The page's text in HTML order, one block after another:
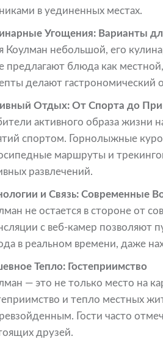
в уединенных местах.
Угощения: Варианты
Коулман небольшой, его
предлагают блюда как
делают гастрономический
Отдых: От Спорта до
активного образа жизни
спортом. Горнолыжные
маршруты и
развлечений.
и Связь: Современные
не остается в стороне от
с веб-камер позволяют
в реальном времени, даже
Тепло: Гостеприимство
— это не только место на
и тепло местных
Гости часто
друзей.